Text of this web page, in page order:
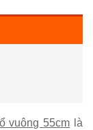
vuông 55cm là